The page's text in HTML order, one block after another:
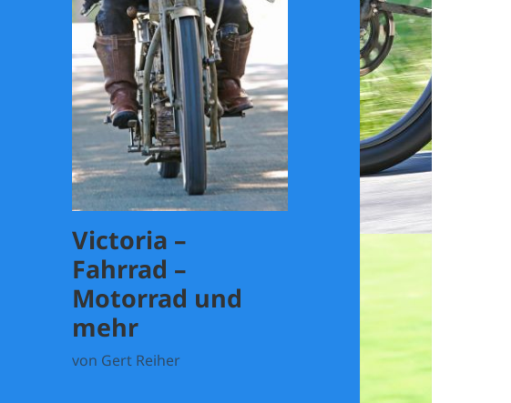
Victoria –
Fahrrad –
Motorrad und
mehr
von Gert Reiher